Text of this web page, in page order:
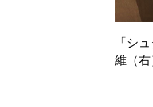
「シ
維（右